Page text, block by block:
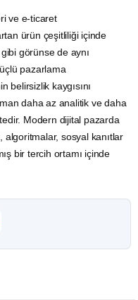
ve e-ticaret
ürün çeşitliliği içinde
görünse de aynı
pazarlama
belirsizlik kaygısını
daha az analitik ve daha
Modern dijital pazarda
algoritmalar, sosyal kanıtlar
bir tercih ortamı içinde